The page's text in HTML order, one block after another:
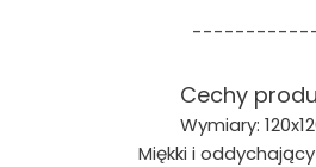
Cechy
Wymiary:
Miękki i